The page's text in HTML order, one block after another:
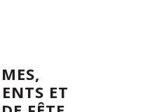
ET